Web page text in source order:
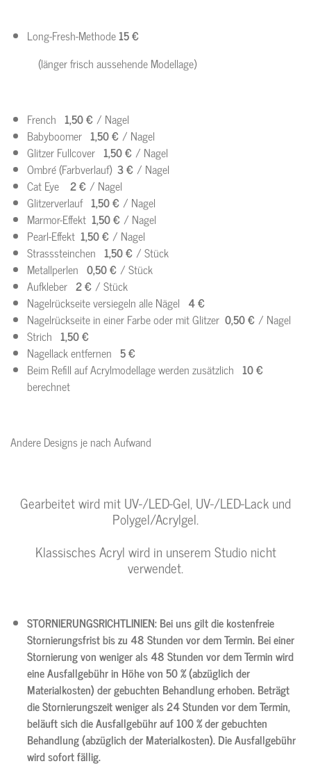
Long-Fresh-Methode15 €
(länger frisch aussehende Modellage)
French 1,50 €/ Nagel
Babyboomer 1,50 €/ Nagel
Glitzer Fullcover 1,50 €/ Nagel
Ombré (Farbverlauf) 3 €/ Nagel
Cat Eye 2 €/ Nagel
Glitzerverlauf 1,50 €/ Nagel
Marmor-Effekt 1,50 €/ Nagel
Pearl-Effekt 1,50 €/ Nagel
Strasssteinchen 1,50 €/ Stück
Metallperlen 0,50 €/ Stück
Aufkleber 2 €/ Stück
Nagelrückseite versiegeln alle Nägel 4 €
Nagelrückseite in einer Farbe oder mit Glitzer 0,50 €/ Nagel
Strich 1,50 €
Nagellack entfernen 5 €
Beim Refill auf Acrylmodellage werden zusätzlich 10 €
berechnet
Andere Designs je nach Aufwand
Gearbeitet wird mit UV-/LED-Gel, UV-/LED-Lack und
Polygel/Acrylgel.
Klassisches Acryl wird in unserem Studio nicht
verwendet.
STORNIERUNGSRICHTLINIEN:Bei uns gilt die kostenfreie
Stornierungsfrist bis zu 48 Stunden vor dem Termin. Bei einer
Stornierung von weniger als 48 Stunden vor dem Termin wird
eine Ausfallgebühr in Höhe von 50 % (abzüglich der
Materialkosten) der gebuchten Behandlung erhoben. Beträgt
die Stornierungszeit weniger als 24 Stunden vor dem Termin,
beläuft sich die Ausfallgebühr auf 100 % der gebuchten
Behandlung (abzüglich der Materialkosten). Die Ausfallgebühr
wird sofort fällig.